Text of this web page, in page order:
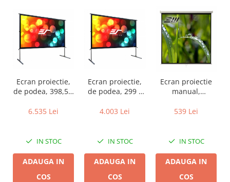
Ecran proiectie,
de podea, 398,5 x
FRONT/REAR,
Series
6.535 Lei
IN STOC
ADAUGA IN
COS
Ecran proiectie,
de podea, 299 x
REAR
OMS135H2-DUAL,
4.003 Lei
IN STOC
ADAUGA IN
COS
Ecran proiectie
manual,
x 200 cm,
Format 1:1
539 Lei
IN STOC
ADAUGA IN
COS